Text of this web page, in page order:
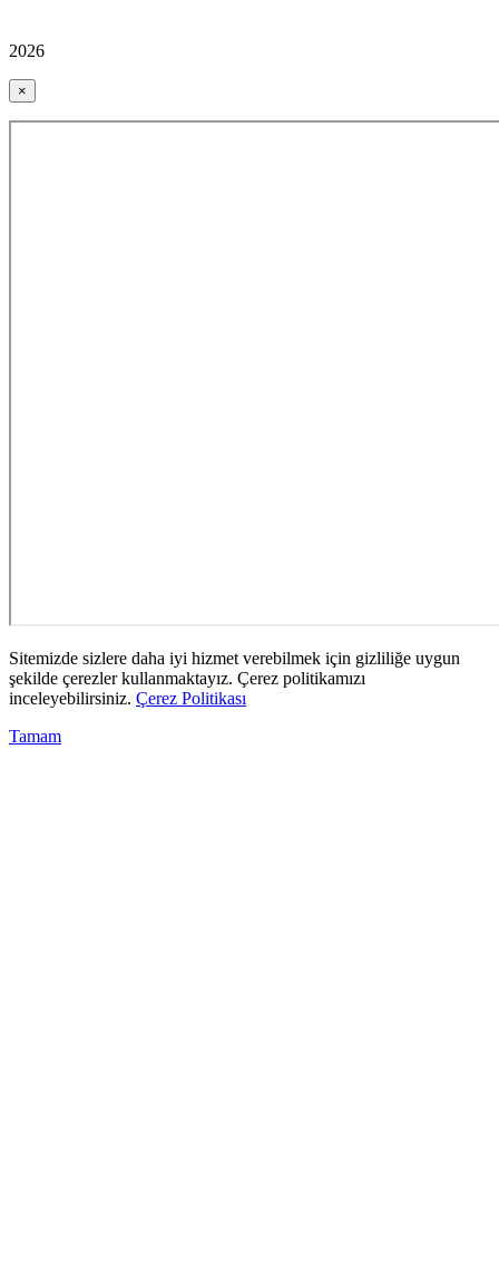
2026
×
Sitemizde sizlere daha iyi hizmet verebilmek için gizliliğe uygun
şekilde çerezler kullanmaktayız. Çerez politikamızı
inceleyebilirsiniz. Çerez Politikası
Tamam